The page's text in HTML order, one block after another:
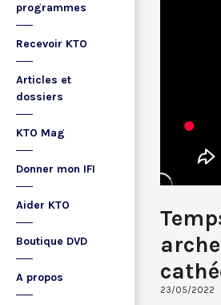
programmes
Recevoir KTO
Articles et
dossiers
KTO Mag
Donner mon IFI
Aider KTO
Boutique DVD
A propos
23/05/2022